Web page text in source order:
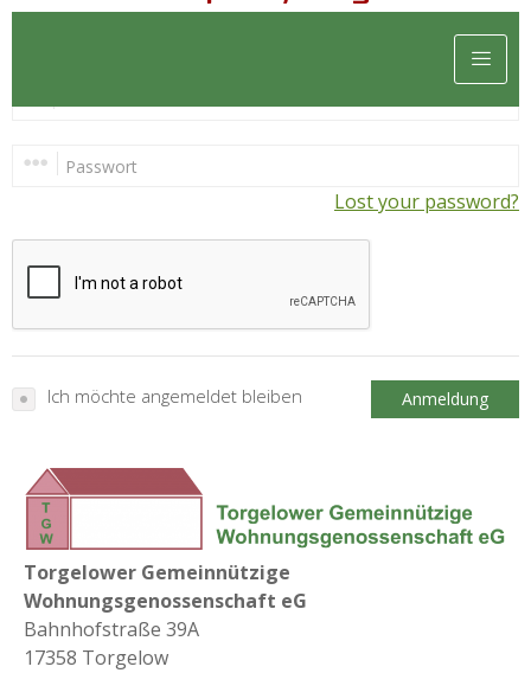
Lost your password?
Ich möchte angemeldet bleiben Anmeldung
Torgelower Gemeinnützige
Wohnungsgenossenschaft eG
Bahnhofstraße 39A
17358 Torgelow